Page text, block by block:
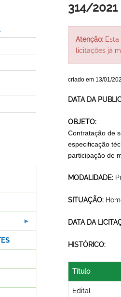
314/2021
Atenção:Esta
licitações já
criado em 13/01/
DATA DA
OBJETO:
Contratação de
especificação
participação de
MODALIDADE:
SITUAÇÃO:
DATA DA
HISTÓRICO:
Título
Edital